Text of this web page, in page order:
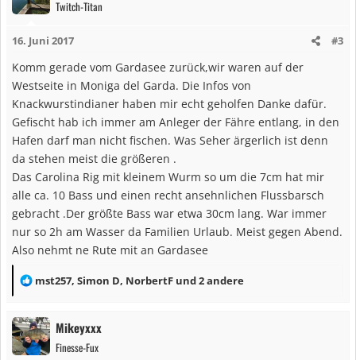
Twitch-Titan
16. Juni 2017 #3
Komm gerade vom Gardasee zurück,wir waren auf der
Westseite in Moniga del Garda. Die Infos von
Knackwurstindianer haben mir echt geholfen Danke dafür.
Gefischt hab ich immer am Anleger der Fähre entlang, in den
Hafen darf man nicht fischen. Was Seher ärgerlich ist denn
da stehen meist die größeren .
Das Carolina Rig mit kleinem Wurm so um die 7cm hat mir
alle ca. 10 Bass und einen recht ansehnlichen Flussbarsch
gebracht .Der größte Bass war etwa 30cm lang. War immer
nur so 2h am Wasser da Familien Urlaub. Meist gegen Abend.
Also nehmt ne Rute mit an Gardasee
R
a
k
t
mst257, Simon D, NorbertF und 2 andere
Mikeyxxx
Finesse-Fux